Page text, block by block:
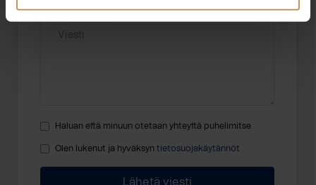
Haluan että minuun otetaan yhteyttä puhelimitse
Olen lukenut ja hyväksyn tietosuojakäytännöt